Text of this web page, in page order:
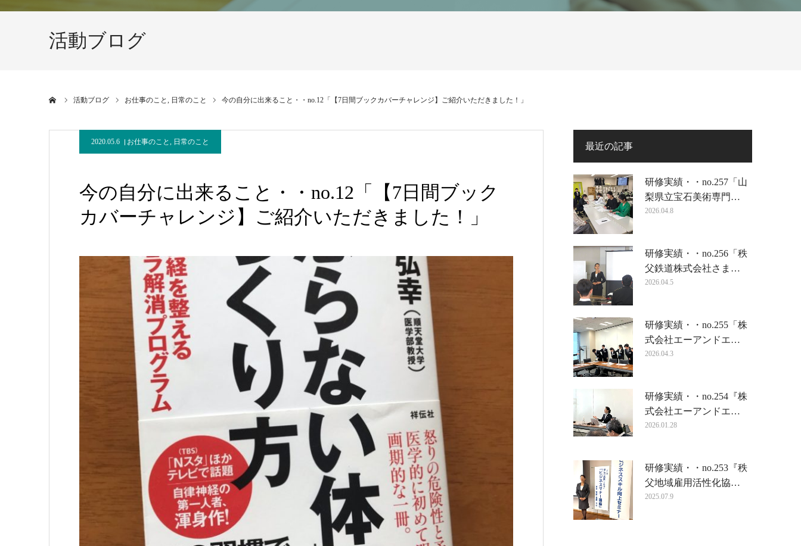
活動ブログ
活動ブログ お仕事のこと 日常のこと 今の自分に出来ること・・no.12「【7日間ブックカバーチャレンジ】ご紹介いただきました！」
2020.05.6 お仕事のこと, 日常のこと
今の自分に出来ること・・no.12「【7日間ブック
カバーチャレンジ】ご紹介いただきました！」
最近の記事
研修実績・・no.257「山
梨県立宝石美術専門…
2026.04.8
研修実績・・no.256「秩
父鉄道株式会社さま…
2026.04.5
研修実績・・no.255「株
式会社エーアンドエ…
2026.04.3
研修実績・・no.254『株
式会社エーアンドエ…
2026.01.28
研修実績・・no.253『秩
父地域雇用活性化協…
2025.07.9